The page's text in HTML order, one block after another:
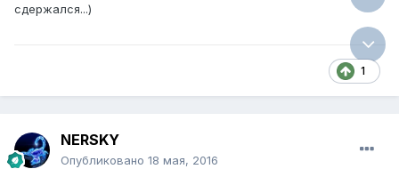
сдержался...)
1
NERSKY
Опубликовано 18 мая, 2016